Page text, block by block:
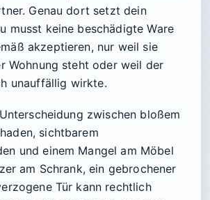
Genau dort setzt dein
musst keine beschädigte Ware
akzeptieren, nur weil sie
Wohnung steht oder weil der
unauffällig wirkte.
zwischen bloßem
sichtbarem
und einem Mangel am Möbel
am Schrank, ein gebrochener
Tür kann rechtlich